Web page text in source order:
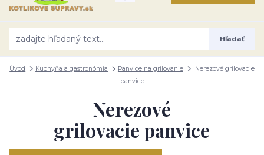
Hľadať
Úvod Kuchyňa a gastronómia Panvice na grilovanie
Nerezové grilovacie
panvice
Nerezové
grilovacie panvice